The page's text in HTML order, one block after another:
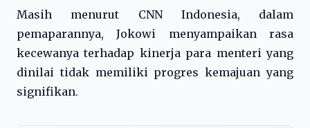
Masih menurut CNN Indonesia, dalam
pemaparannya, Jokowi menyampaikan rasa
kecewanya terhadap kinerja para menteri yang
dinilai tidak memiliki progres kemajuan yang
signifikan.